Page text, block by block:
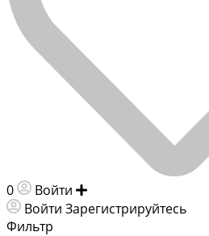
0 Войти
Войти Зарегистрируйтесь
Фильтр